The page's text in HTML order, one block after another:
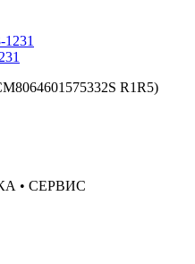
R1R5)
• СЕРВИС